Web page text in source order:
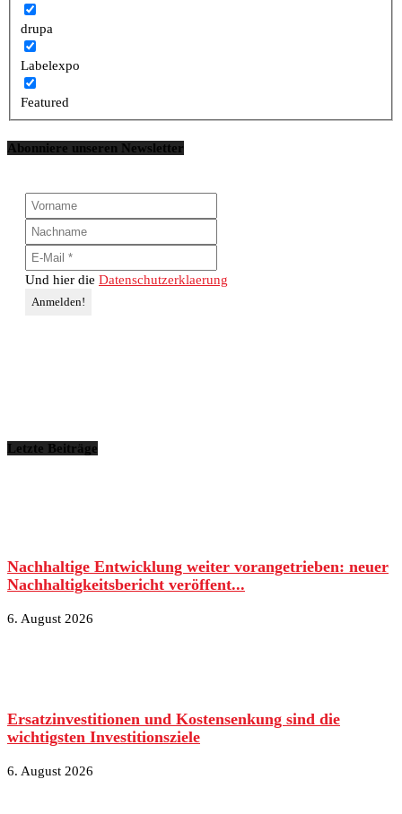
drupa
Labelexpo
Featured
Abonniere unseren Newsletter
Und hier die Datenschutzerklaerung
Letzte Beiträge
Nachhaltige Entwicklung weiter vorangetrieben: neuer
Nachhaltigkeitsbericht veröffent...
6. August 2026
Ersatzinvestitionen und Kostensenkung sind die
wichtigsten Investitionsziele
6. August 2026